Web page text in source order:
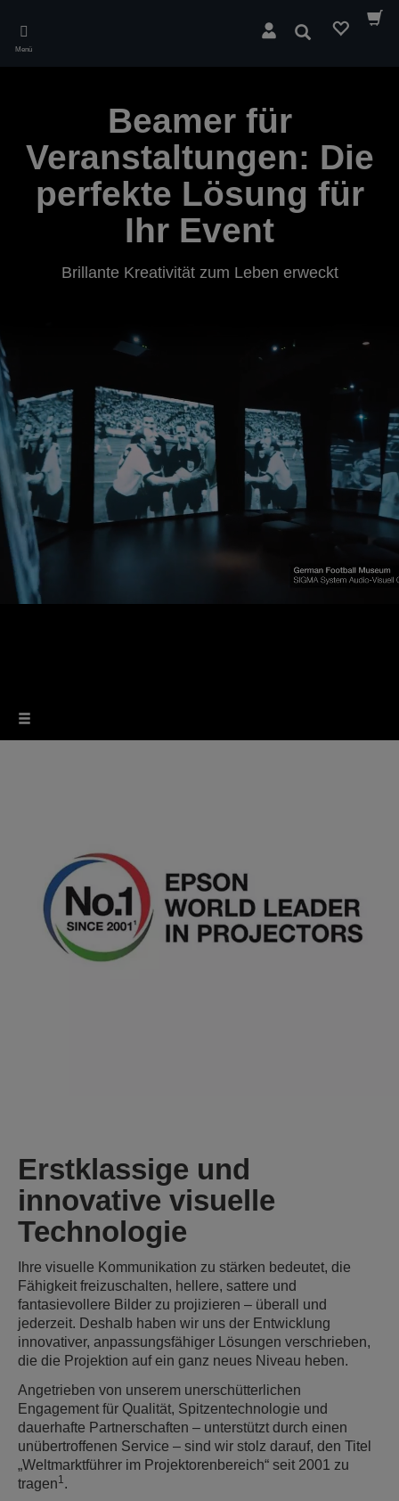
main
Menü
Suchen
Beamer für
Veranstaltungen: Die
perfekte Lösung für
Ihr Event
Brillante Kreativität zum Leben erweckt
Erstklassige und
innovative visuelle
Technologie
Ihre visuelle Kommunikation zu stärken bedeutet, die
Fähigkeit freizuschalten, hellere, sattere und
fantasievollere Bilder zu projizieren – überall und
jederzeit. Deshalb haben wir uns der Entwicklung
innovativer, anpassungsfähiger Lösungen verschrieben,
die die Projektion auf ein ganz neues Niveau heben.
Angetrieben von unserem unerschütterlichen
Engagement für Qualität, Spitzentechnologie und
dauerhafte Partnerschaften – unterstützt durch einen
unübertroffenen Service – sind wir stolz darauf, den Titel
„Weltmarktführer im Projektorenbereich“ seit 2001 zu
tragen1.